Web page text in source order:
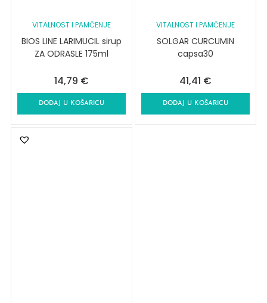
VITALNOST I PAMČENJE
BIOS LINE LARIMUCIL sirup
ZA ODRASLE 175ml
14,79 €
DODAJ U KOŠARICU
VITALNOST I PAMČENJE
SOLGAR CURCUMIN
capsa30
41,41 €
DODAJ U KOŠARICU